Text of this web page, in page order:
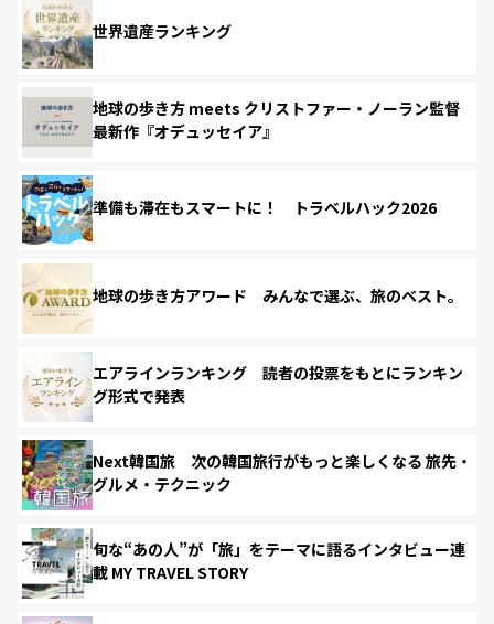
世界遺産ランキング
地球の歩き方 meets クリストファー・ノーラン監督
最新作『オデュッセイア』
準備も滞在もスマートに！ トラベルハック2026
地球の歩き方アワード みんなで選ぶ、旅のベスト。
エアラインランキング 読者の投票をもとにランキン
グ形式で発表
Next韓国旅 次の韓国旅行がもっと楽しくなる 旅先・
グルメ・テクニック
旬な“あの人”が「旅」をテーマに語るインタビュー連
載 MY TRAVEL STORY